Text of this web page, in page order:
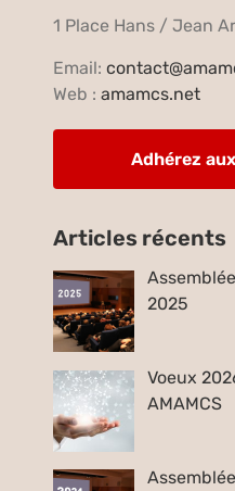
1 Place Hans / Jean
Email:
Web :amamcs.net
Adhérez
Articles récents
2025
Voeux
AMAMCS